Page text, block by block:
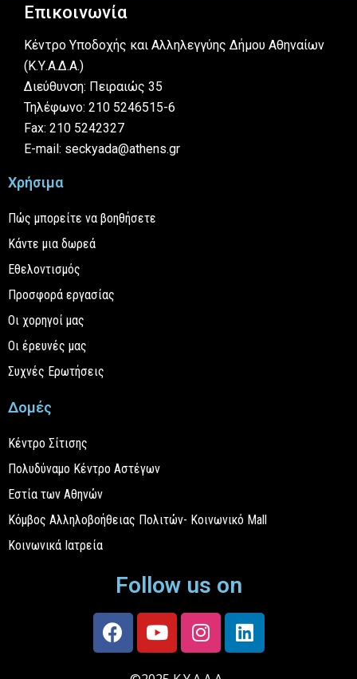
Επικοινωνία
Κέντρο Υποδοχής και Αλληλεγγύης Δήμου Αθηναίων
(Κ.Υ.Α.Δ.Α.)
Διεύθυνση: Πειραιώς 35
Τηλέφωνο: 210 5246515-6
Fax: 210 5242327
E-mail: seckyada@athens.gr
Χρήσιμα
Πώς μπορείτε να βοηθήσετε
Κάντε μια δωρεά
Εθελοντισμός
Προσφορά εργασίας
Οι χορηγοί μας
Οι έρευνές μας
Συχνές Ερωτήσεις
Δομές
Κέντρο Σίτισης
Πολυδύναμο Κέντρο Αστέγων
Εστία των Αθηνών
Κόμβος Αλληλοβοήθειας Πολιτών- Κοινωνικό Mall
Κοινωνικά Ιατρεία
Follow us on